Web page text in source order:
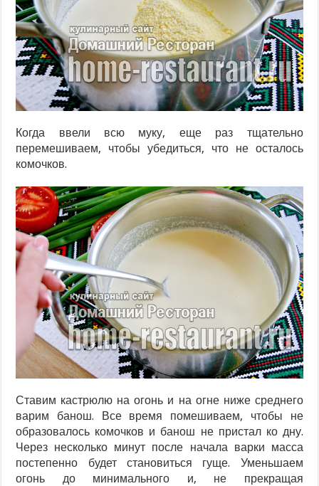
Когда ввели всю муку, еще раз тщательно
перемешиваем, чтобы убедиться, что не осталось
комочков.
Ставим кастрюлю на огонь и на огне ниже среднего
варим банош. Все время помешиваем, чтобы не
образовалось комочков и банош не пристал ко дну.
Через несколько минут после начала варки масса
постепенно будет становиться гуще. Уменьшаем
огонь до минимального и, не прекращая